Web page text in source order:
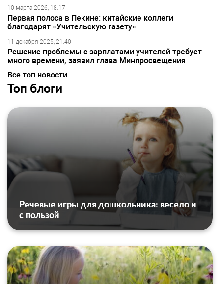
10 марта 2026, 18:17
Первая полоса в Пекине: китайские коллеги
благодарят «Учительскую газету»
11 декабря 2025, 21:40
Решение проблемы с зарплатами учителей требует
много времени, заявил глава Минпросвещения
Все топ новости
Топ блоги
Речевые игры для дошкольника: весело и
с пользой